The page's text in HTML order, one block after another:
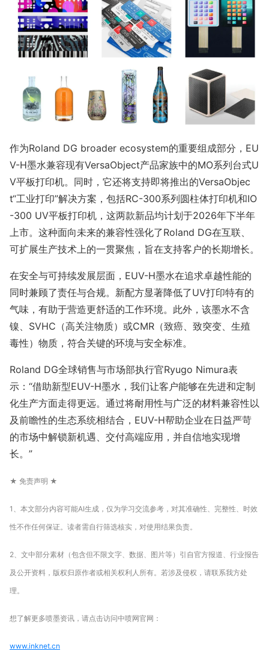
作为Roland DG broader ecosystem的重要组成部分，EU
V-H墨水兼容现有VersaObject产品家族中的MO系列台式U
V平板打印机。同时，它还将支持即将推出的VersaObjec
t“工业打印”解决方案，包括RC-300系列圆柱体打印机和IO
-300 UV平板打印机，这两款新品均计划于2026年下半年
上市。这种面向未来的兼容性强化了Roland DG在互联、
可扩展生产技术上的一贯聚焦，旨在支持客户的长期增长。
在安全与可持续发展层面，EUV-H墨水在追求卓越性能的
同时兼顾了责任与合规。新配方显著降低了UV打印特有的
气味，有助于营造更舒适的工作环境。此外，该墨水不含
镍、SVHC（高关注物质）或CMR（致癌、致突变、生殖
毒性）物质，符合关键的环境与安全标准。
Roland DG全球销售与市场部执行官Ryugo Nimura表
示：“借助新型EUV-H墨水，我们让客户能够在先进和定制
化生产方面走得更远。通过将耐用性与广泛的材料兼容性以
及前瞻性的生态系统相结合，EUV-H帮助企业在日益严苛
的市场中解锁新机遇、交付高端应用，并自信地实现增
长。”
★ 免责声明 ★
1、本文部分内容可能AI生成，仅为学习交流参考，对其准确性、完整性、时效
性不作任何保证。读者需自行筛选核实，对使用结果负责。
2、文中部分素材（包含但不限文字、数据、图片等）引自官方报道、行业报告
及公开资料，版权归原作者或相关权利人所有。若涉及侵权，请联系我方处
理。
想了解更多喷墨资讯，请点击访问中喷网官网：
www.inknet.cn